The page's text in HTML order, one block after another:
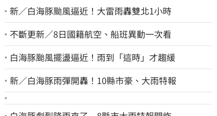
新／白海豚颱風逼近！大雷雨轟雙北1小時
不斷更新／8日國籍航空、船班異動一次看
白海豚颱風擺盪逼近！雨到「這時」才趨緩
新／白海豚雨彈開轟！10縣市豪、大雨特報